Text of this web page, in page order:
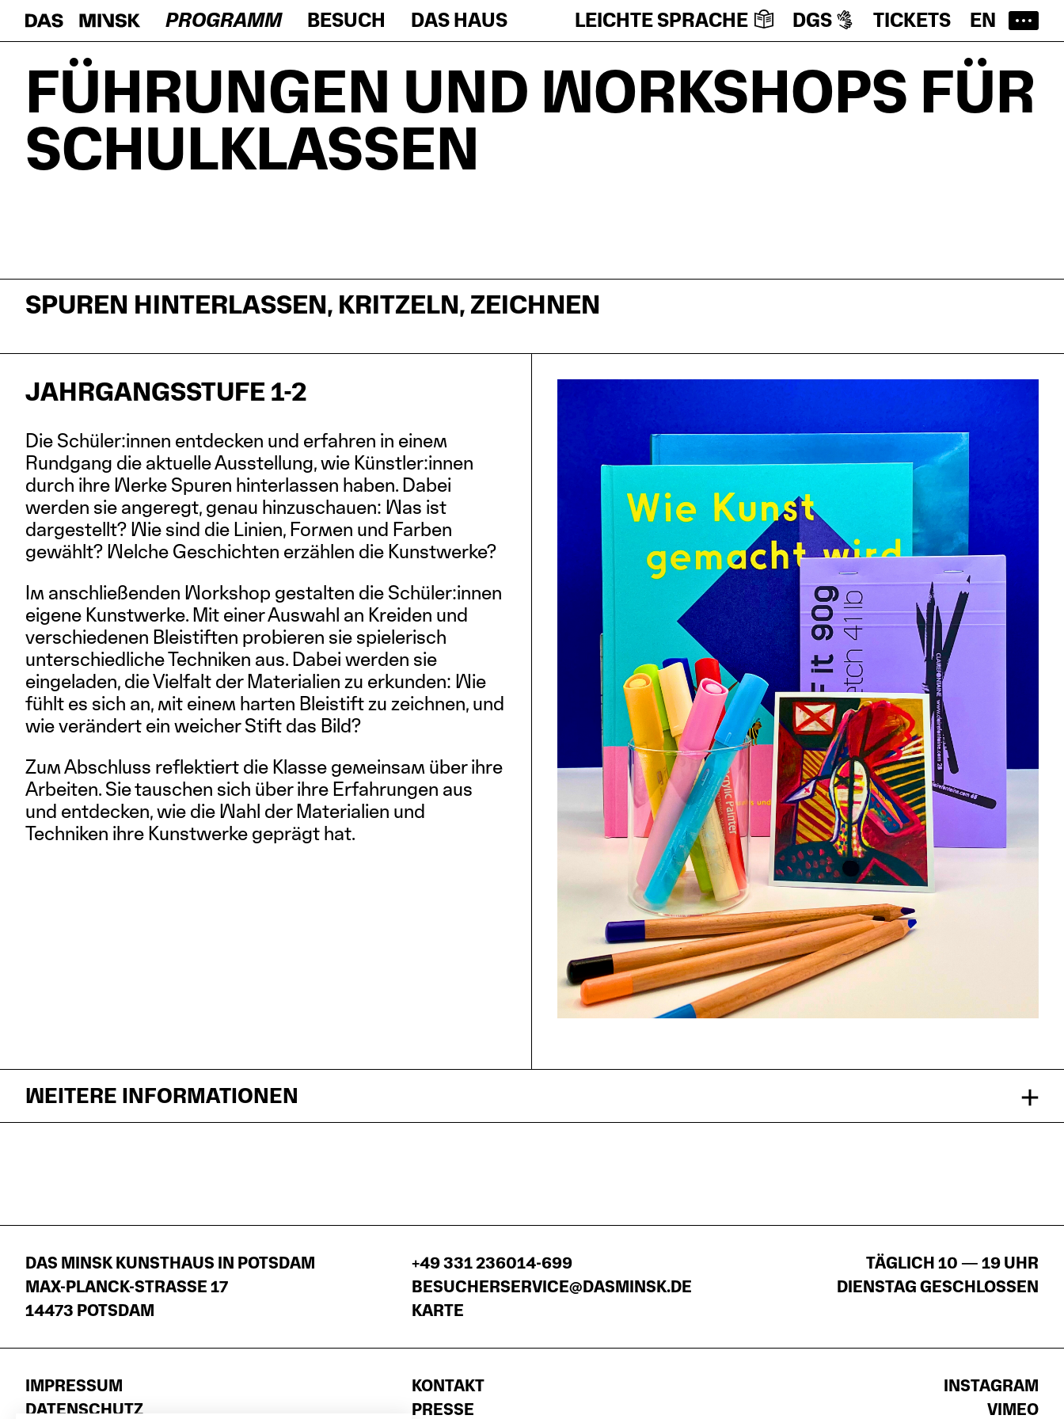
PROGRAMM BESUCH DAS HAUS LEICHTE SPRACHE DGS TICKETS EN
FÜHRUNGEN UND WORKSHOPS FÜR
SCHULKLASSEN
SPUREN HINTERLASSEN, KRITZELN, ZEICHNEN
JAHRGANGSSTUFE 1-2
Die Schüler:innen entdecken und erfahren in einem
Rundgang die aktuelle Ausstellung, wie Künstler:innen
durch ihre Werke Spuren hinterlassen haben. Dabei
werden sie angeregt, genau hinzuschauen: Was ist
dargestellt? Wie sind die Linien, Formen und Farben
gewählt? Welche Geschichten erzählen die Kunstwerke?
Im anschließenden Workshop gestalten die Schüler:innen
eigene Kunstwerke. Mit einer Auswahl an Kreiden und
verschiedenen Bleistiften probieren sie spielerisch
unterschiedliche Techniken aus. Dabei werden sie
eingeladen, die Vielfalt der Materialien zu erkunden: Wie
fühlt es sich an, mit einem harten Bleistift zu zeichnen, und
wie verändert ein weicher Stift das Bild?
Zum Abschluss reflektiert die Klasse gemeinsam über ihre
Arbeiten. Sie tauschen sich über ihre Erfahrungen aus
und entdecken, wie die Wahl der Materialien und
Techniken ihre Kunstwerke geprägt hat.
WEITERE INFORMATIONEN
DAS MINSK KUNSTHAUS IN POTSDAM
MAX-PLANCK-STRASSE 17
14473 POTSDAM
+49 331 236014-699
BESUCHERSERVICE@DASMINSK.DE
KARTE
TÄGLICH 10 — 19 UHR
DIENSTAG GESCHLOSSEN
IMPRESSUM
DATENSCHUTZ
KONTAKT
PRESSE
INSTAGRAM
VIMEO